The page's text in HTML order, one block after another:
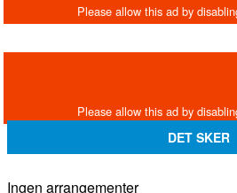
DET SKER
Ingen arrangementer